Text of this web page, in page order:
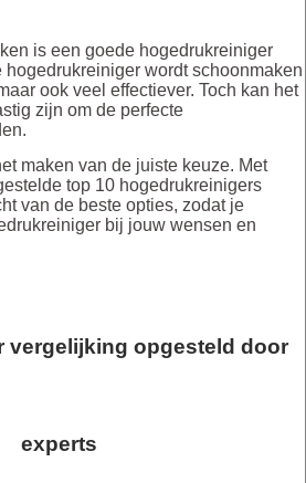
is een goede hogedrukreiniger
hogedrukreiniger wordt schoonmaken
ook veel effectiever. Toch kan het
zijn om de perfecte
maken van de juiste keuze. Met
top 10 hogedrukreinigers
van de beste opties, zodat je
bij jouw wensen en
vergelijking opgesteld door
experts